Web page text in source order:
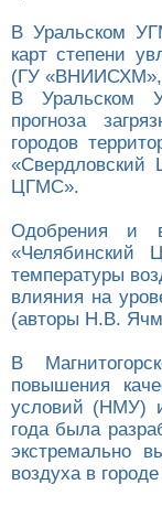
В Уральском
карт степени
(ГУ «ВНИИСХМ»,
В Уральском
прогноза
городов
ЦГМС».
Одобрения и
«Челябинский
температуры
влияния на
(авторы Н.В.
В
повышения
условий (НМУ)
года была
экстремально
воздуха в